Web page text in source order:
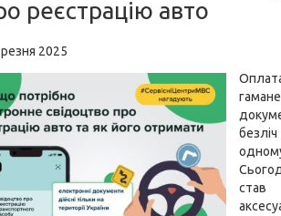
реєстрацію авто
2025
став